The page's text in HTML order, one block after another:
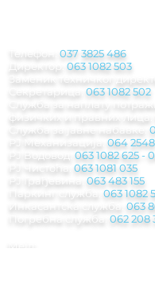
Телефон: 037 3825 486
063 1082 503
063 1082 502
Служба за наплату
физичких и правних лица:
Служба за јавне набавке:
064
РЈ Водовод: 063 1082 625-
РЈ Чистоћа: 063 1081 035
РЈ Грађевина:
063 483 155
Паркинг служба
063 1082
Инкасантска служба: 063
Погребна служба:
062 208